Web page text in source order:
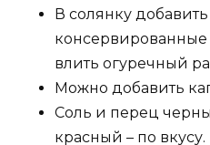
В солянку
влить огуречный
Можно добавить
Соль и перец
красный – по вкусу.